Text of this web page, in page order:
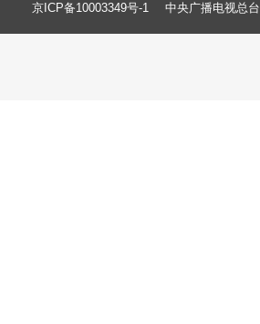
京ICP备10003349号-1 中央广播电视总台